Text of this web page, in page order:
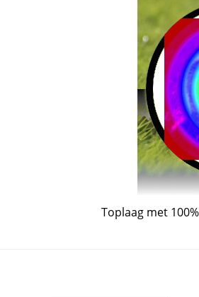
Toplaag met